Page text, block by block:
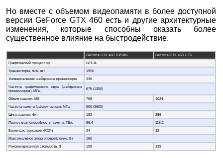
Но вместе с объемом видеопамяти в более доступной
версии GeForce GTX 460 есть и другие архитектурные
изменения, которые способны оказать более
существенное влияние на быстродействие.
GeForce GTX 460 768 МБ
GeForce GTX 460 1 ГБ
Графический процессор
GF104
Транзисторы, млн. шт.
1950
Универсальные шейдерные процессоры
336
Частота графического ядра (шейдерных
процессоров), МГц
675 (1350)
Объём памяти, МБ 768
1024
Частота памяти (эффективная), МГц
900 (3600)
Шина памяти, бит
192
256
Пропускная способность памяти, ГБ/с
86,4
115,2
Блоки растеризации (ROP)
24
32
Максимальное энергопотребление, Вт
160
Рекомендованная стоимость, $
199 229